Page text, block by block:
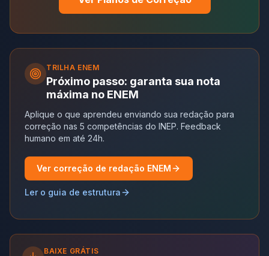
TRILHA ENEM
Próximo passo: garanta sua nota
máxima no ENEM
Aplique o que aprendeu enviando sua redação para
correção nas 5 competências do INEP. Feedback
humano em até 24h.
Ver correção de redação ENEM
Ler o guia de estrutura
BAIXE GRÁTIS